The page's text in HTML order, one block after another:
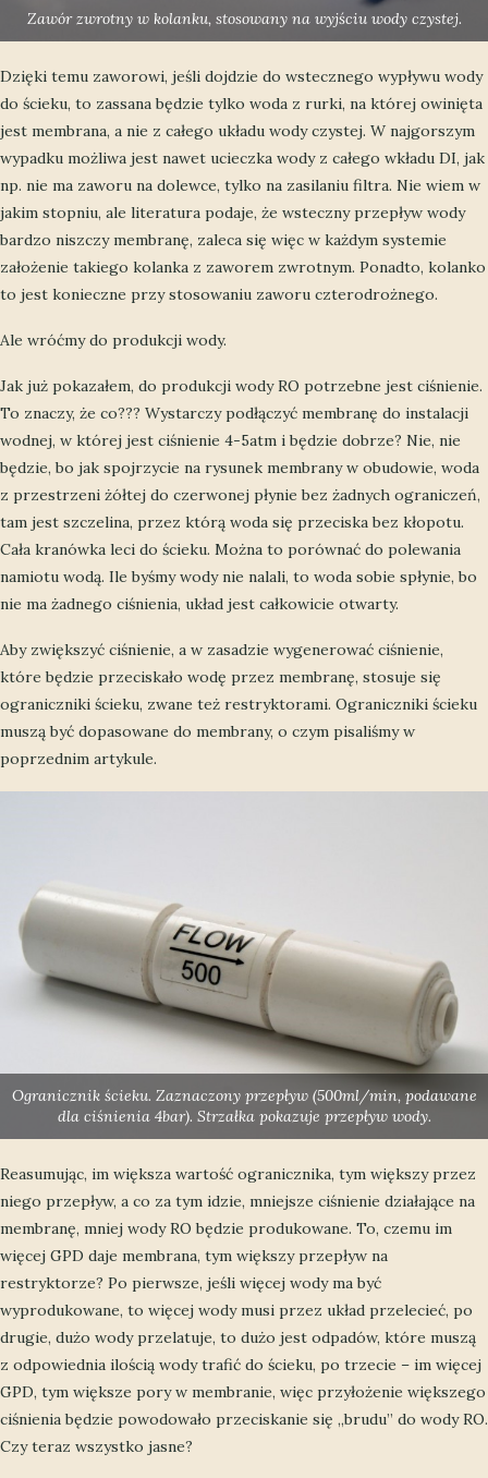
Zawór zwrotny w kolanku, stosowany na wyjściu wody czystej.
Dzięki temu zaworowi, jeśli dojdzie do wstecznego wypływu wody
do ścieku, to zassana będzie tylko woda z rurki, na której owinięta
jest membrana, a nie z całego układu wody czystej. W najgorszym
wypadku możliwa jest nawet ucieczka wody z całego wkładu DI, jak
np. nie ma zaworu na dolewce, tylko na zasilaniu filtra. Nie wiem w
jakim stopniu, ale literatura podaje, że wsteczny przepływ wody
bardzo niszczy membranę, zaleca się więc w każdym systemie
założenie takiego kolanka z zaworem zwrotnym. Ponadto, kolanko
to jest konieczne przy stosowaniu zaworu czterodrożnego.
Ale wróćmy do produkcji wody.
Jak już pokazałem, do produkcji wody RO potrzebne jest ciśnienie.
To znaczy, że co??? Wystarczy podłączyć membranę do instalacji
wodnej, w której jest ciśnienie 4-5atm i będzie dobrze? Nie, nie
będzie, bo jak spojrzycie na rysunek membrany w obudowie, woda
z przestrzeni żółtej do czerwonej płynie bez żadnych ograniczeń,
tam jest szczelina, przez którą woda się przeciska bez kłopotu.
Cała kranówka leci do ścieku. Można to porównać do polewania
namiotu wodą. Ile byśmy wody nie nalali, to woda sobie spłynie, bo
nie ma żadnego ciśnienia, układ jest całkowicie otwarty.
Aby zwiększyć ciśnienie, a w zasadzie wygenerować ciśnienie,
które będzie przeciskało wodę przez membranę, stosuje się
ograniczniki ścieku, zwane też restryktorami. Ograniczniki ścieku
muszą być dopasowane do membrany, o czym pisaliśmy w
poprzednim artykule.
Ogranicznik ścieku. Zaznaczony przepływ (500ml/min, podawane
dla ciśnienia 4bar). Strzałka pokazuje przepływ wody.
Reasumując, im większa wartość ogranicznika, tym większy przez
niego przepływ, a co za tym idzie, mniejsze ciśnienie działające na
membranę, mniej wody RO będzie produkowane. To, czemu im
więcej GPD daje membrana, tym większy przepływ na
restryktorze? Po pierwsze, jeśli więcej wody ma być
wyprodukowane, to więcej wody musi przez układ przelecieć, po
drugie, dużo wody przelatuje, to dużo jest odpadów, które muszą
z odpowiednia ilością wody trafić do ścieku, po trzecie – im więcej
GPD, tym większe pory w membranie, więc przyłożenie większego
ciśnienia będzie powodowało przeciskanie się „brudu” do wody RO.
Czy teraz wszystko jasne?